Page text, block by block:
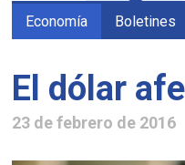
Economía Boletines
El dólar
23 de febrero de 2016